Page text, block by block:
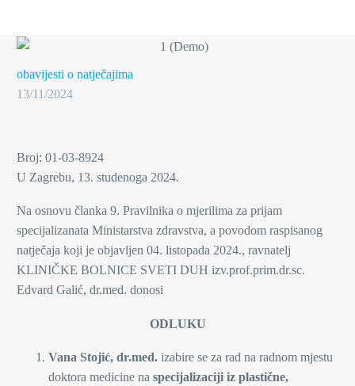
obavijesti o natječajima
13/11/2024
Broj: 01-03-8924
U Zagrebu, 13. studenoga 2024.
Na osnovu članka 9. Pravilnika o mjerilima za prijam
specijalizanata Ministarstva zdravstva, a povodom raspisanog
natječaja koji je objavljen 04. listopada 2024., ravnatelj
KLINIČKE BOLNICE SVETI DUH izv.prof.prim.dr.sc.
Edvard Galić, dr.med. donosi
ODLUKU
Vana Stojić, dr.med. izabire se za rad na radnom mjestu
doktora medicine na specijalizaciji iz plastične,